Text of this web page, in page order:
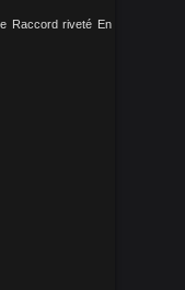
Raccord riveté En